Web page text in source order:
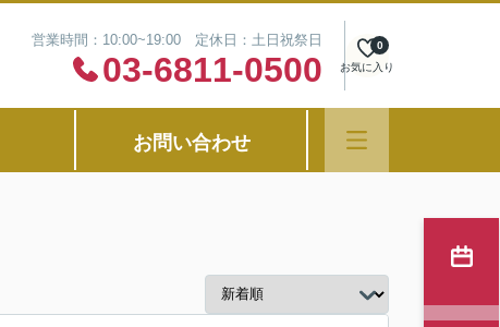
営業時間：10:00~19:00 定休日：土日祝祭日
03-6811-0500 お気に入り
0
お問い合わせ